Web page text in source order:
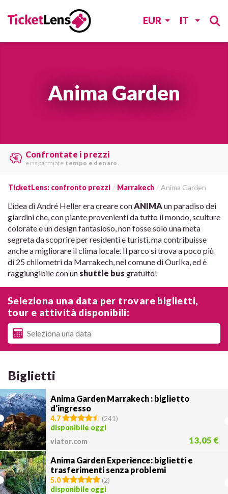
EUR IT
Anima Garden
Confrontate i prezzi
e risparmiate tempo e denaro.
TicketLens: confronto prezzi Marrakech Anima Garden
L’idea di André Heller era creare con ANIMA un paradiso dei
giardini che, con piante provenienti da tutto il mondo, sculture
colorate e un design fantasioso, non fosse solo una meta
segreta da scoprire per residenti e turisti, ma contribuisse
anche a migliorare il clima locale. Il parco si trova a poco più
di 25 chilometri da Marrakech, nel comune di Ourika, ed è
raggiungibile con un shuttle bus gratuito!
Seleziona una data per trovare biglietti,
tour e attività disponibili:
Biglietti
Anima Garden Marrakech : biglietto
d'ingresso
4.7 (241)
disponibile oggi
viator.com
13,05 €
Anima Garden Experience: biglietti e
trasferimenti senza problemi
5.0 (2)
disponibile oggi